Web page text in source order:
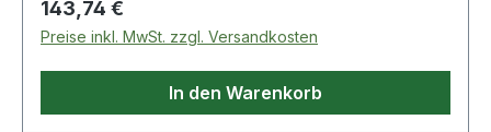
Regulärer Preis:
143,74 €
Preise inkl. MwSt. zzgl. Versandkosten
In den Warenkorb